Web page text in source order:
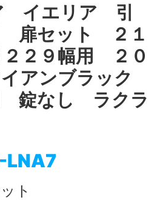
イエリア 引
扉セット ２１
２９幅用 ２０
アンブラック
錠なし ラクラ
LNA7
ト